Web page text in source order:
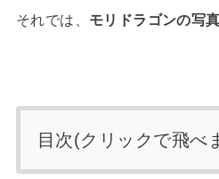
それでは、 モリドラゴンの写真
目次(クリックで飛べ